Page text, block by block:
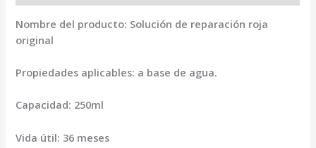
Nombre del producto: Solución de reparación roja
original
Propiedades aplicables: a base de agua.
Capacidad: 250ml
Vida útil: 36 meses